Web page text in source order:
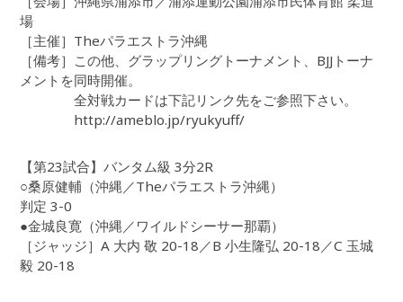
場
［主催］Theパラエストラ沖縄
［備考］この他、グラップリングトーナメント、BJJトーナ
メントを同時開催。
全対戦カードは下記リンク先をご参照下さい。
http://ameblo.jp/ryukyuff/
【第23試合】バンタム級 3分2R
○桑原健輔（沖縄／Theパラエストラ沖縄）
判定 3-0
●金城良寛（沖縄／ワイルドシーサー那覇）
［ジャッジ］A 大内 敬 20-18／B 小生隆弘 20-18／C 玉城
毅 20-18